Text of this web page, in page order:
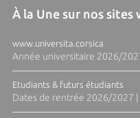
À la Une sur nos sites
www.universita.corsica
Année universitaire 2026/
Etudiants & futurs étudiants
Dates de rentrée 2026/2027 |